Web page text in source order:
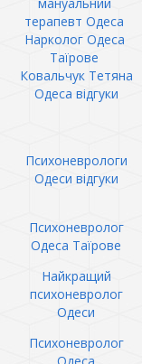
терапевт Одеса
Нарколог Одеса
Таїрове
Ковальчук Тетяна
Одеса відгуки
Психоневрологи
Одеси відгуки
Психоневролог
Одеса Таїрове
Найкращий
психоневролог
Одеси
Психоневролог